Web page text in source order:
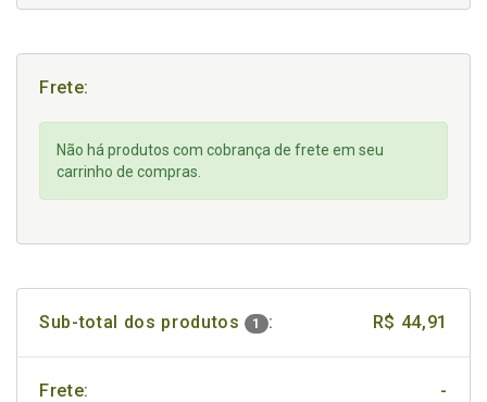
Frete:
Não há produtos com cobrança de frete em seu
carrinho de compras.
Sub-total dos produtos 1 : R$ 44,91
Frete: -